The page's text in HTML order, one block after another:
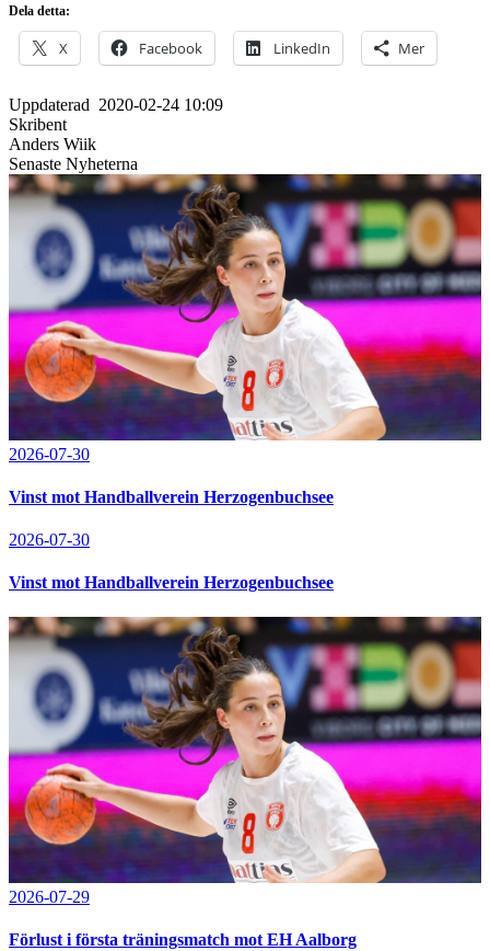
Dela detta:
X Facebook LinkedIn Mer
Uppdaterad 2020-02-24 10:09
Skribent
Anders Wiik
Senaste Nyheterna
2026-07-30
Vinst mot Handballverein Herzogenbuchsee
2026-07-30
Vinst mot Handballverein Herzogenbuchsee
2026-07-29
Förlust i första träningsmatch mot EH Aalborg